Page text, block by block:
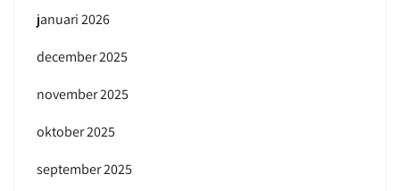
januari 2026
december 2025
november 2025
oktober 2025
september 2025